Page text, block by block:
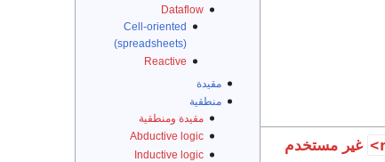
Dataflow
Cell-oriented
(spreadsheets)
Reactive
مقيدة
منطقية
مقيدة ومنطقية
Abductive logic
Inductive logic
غير مستخدم